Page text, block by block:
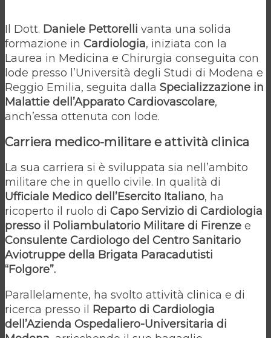
Il Dott. Daniele Pettorelli vanta una solida
formazione in Cardiologia, iniziata con la
Laurea in Medicina e Chirurgia conseguita con
lode presso l’Università degli Studi di Modena e
Reggio Emilia, seguita dalla Specializzazione in
Malattie dell’Apparato Cardiovascolare,
anch’essa ottenuta con lode.
Carriera medico-militare e attività clinica
La sua carriera si è sviluppata sia nell’ambito
militare che in quello civile. In qualità di
Ufficiale Medico dell’Esercito Italiano, ha
ricoperto il ruolo di Capo Servizio di Cardiologia
presso il Poliambulatorio Militare di Firenze e
Consulente Cardiologo del Centro Sanitario
Aviotruppe della Brigata Paracadutisti
“Folgore”.
Parallelamente, ha svolto attività clinica e di
ricerca presso il Reparto di Cardiologia
dell’Azienda Ospedaliero-Universitaria di